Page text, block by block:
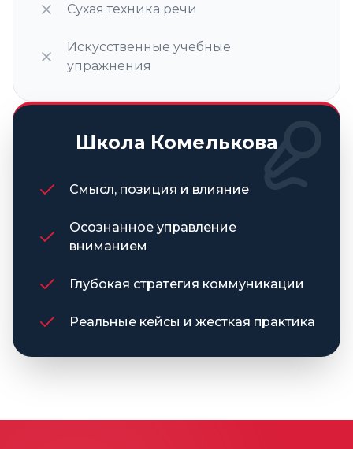
Сухая техника речи
Искусственные учебные
упражнения
Школа Комелькова
Смысл, позиция и влияние
Осознанное управление
вниманием
Глубокая стратегия коммуникации
Реальные кейсы и жесткая практика